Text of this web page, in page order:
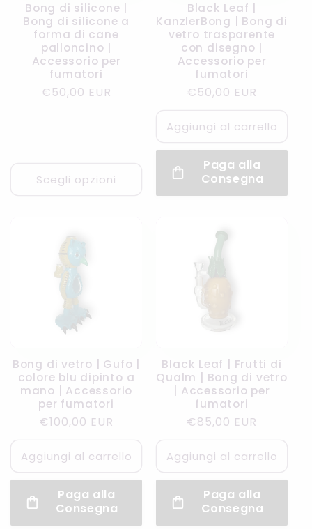
Bong di silicone |
Bong di silicone a
forma di cane
palloncino |
Accessorio per
fumatori
Prezzo
€50,00 EUR
Scegli opzioni
Black Leaf |
KanzlerBong | Bong di
vetro trasparente
con disegno |
Accessorio per
fumatori
Prezzo
listino
€50,00 EUR
Aggiungi al carrello
Paga alla
Consegna
Bong di vetro | Gufo |
colore blu dipinto a
mano | Accessorio
per fumatori
Prezzo
listino
€100,00 EUR
Aggiungi al carrello
Paga alla
Consegna
Black Leaf | Frutti di
Qualm | Bong di vetro
| Accessorio per
fumatori
Prezzo
listino
€85,00 EUR
Aggiungi al carrello
Paga alla
Consegna